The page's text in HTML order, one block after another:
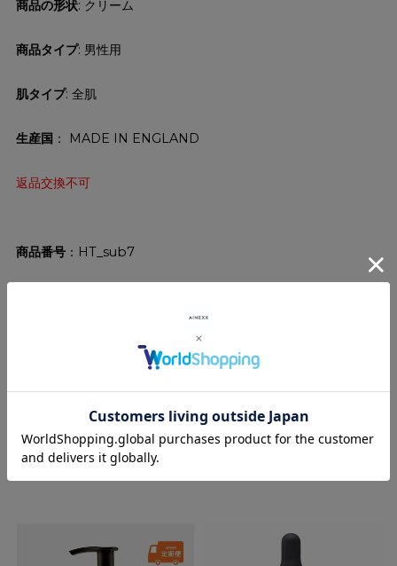
商品の形状: クリーム
商品タイプ: 男性用
肌タイプ: 全肌
生産国 ： MADE IN ENGLAND
返品交換不可
商品番号 HT_sub7
RECOMMENDED ITEMS